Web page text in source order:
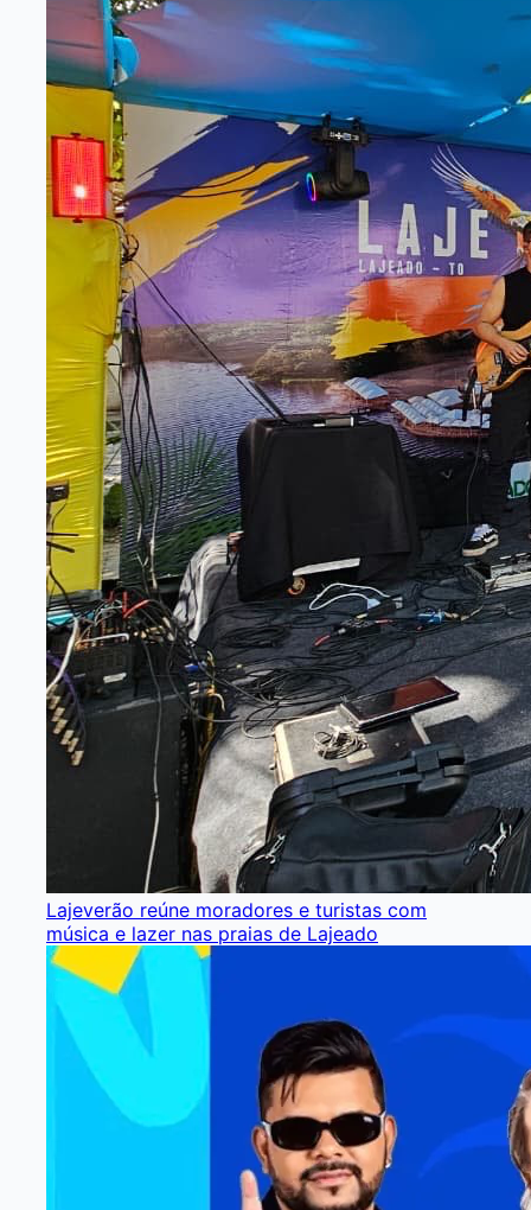
Lajeverão reúne moradores e turistas com
música e lazer nas praias de Lajeado